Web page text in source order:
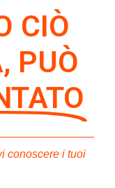
CIÒ
PUÒ
conoscere i tuoi